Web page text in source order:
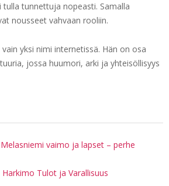
tunnettuja nopeasti. Samalla
nousseet vahvaan rooliin.
yksi nimi internetissä. Hän on osa
jossa huumori, arki ja yhteisöllisyys
Melasniemi vaimo ja lapset – perhe
Harkimo Tulot ja Varallisuus